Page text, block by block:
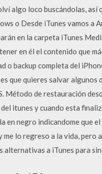
algo loco buscándolas,
o Desde iTunes vamos a
en la carpeta iTunes
en él el contenido que
o backup completa del
que quieres salvar algunos
de restauración
itunes y cuando esta
negro indicandome que
lo regreso a la vida, pero
alternativas a iTunes para